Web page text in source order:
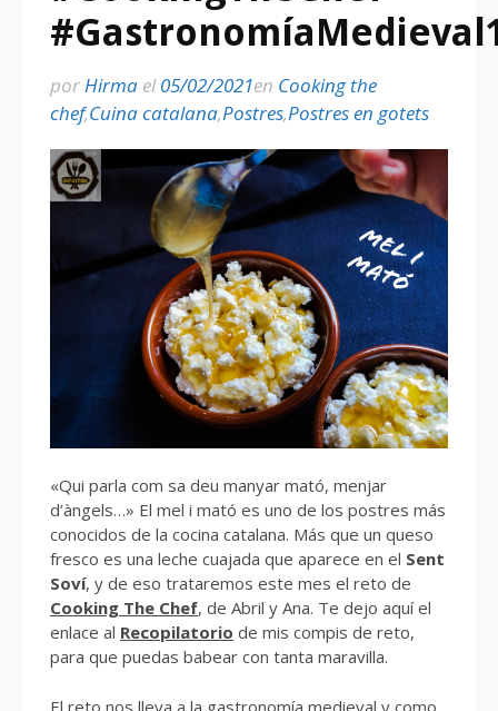
porHirma el05/02/2021en Cooking the
chef,Cuina catalana,Postres,Postres en gotets
«Qui parla com sa deu manyar mató, menjar
d’àngels…» El mel i mató es uno de los postres más
conocidos de la cocina catalana. Más que un queso
fresco es una leche cuajada que aparece en el Sent
Soví, y de eso trataremos este mes el reto de
Cooking The Chef, de Abril y Ana. Te dejo aquí el
enlace al Recopilatorio de mis compis de reto,
para que puedas babear con tanta maravilla.
El reto nos lleva a la gastronomía medieval y como